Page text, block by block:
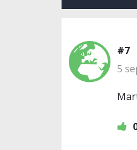
#7
5